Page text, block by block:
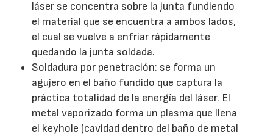
láser se concentra sobre la junta fundiendo
el material que se encuentra a ambos lados,
el cual se vuelve a enfriar rápidamente
quedando la junta soldada.
Soldadura por penetración: se forma un
agujero en el baño fundido que captura la
práctica totalidad de la energía del láser. El
metal vaporizado forma un plasma que llena
el keyhole (cavidad dentro del baño de metal